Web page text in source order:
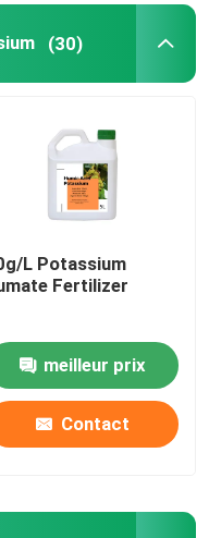
(30)
L Potassium
Fertilizer
meilleur prix
Contact